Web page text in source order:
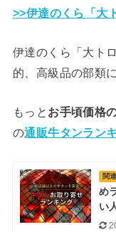
>>伊達のくら「大
伊達のくら「大ト
的、高級品の部類
もっと お手頃価格
の通販牛タンラン
関
め
い